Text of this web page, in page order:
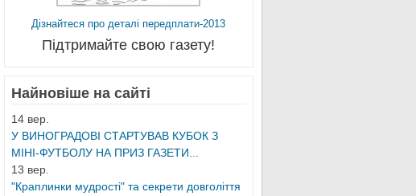
Дізнайтеся про деталі передплати-2013
Підтримайте свою газету!
Найновіше на сайті
14 вер.
У ВИНОГРАДОВІ СТАРТУВАВ КУБОК З
МІНІ-ФУТБОЛУ НА ПРИЗ ГАЗЕТИ...
13 вер.
"Краплинки мудрості" та секрети довголіття